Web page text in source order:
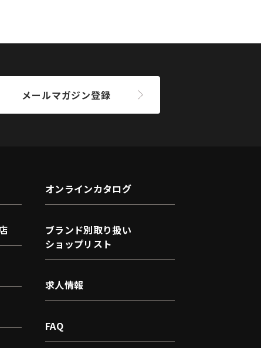
メールマガジン登録
オンラインカタログ
ブランド別取り扱い
ショップリスト
求人情報
FAQ